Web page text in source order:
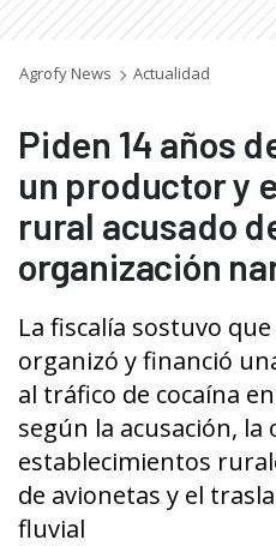
Agrofy News Actualidad
Piden 14 años
un productor y
rural acusado
organización
La fiscalía sostuvo
organizó y financió
al tráfico de cocaína
según la acusación,
establecimientos
de avionetas y el
fluvial